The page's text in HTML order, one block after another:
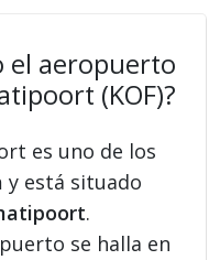
el aeropuerto
(KOF)?
es uno de los
y está situado
.
se halla en